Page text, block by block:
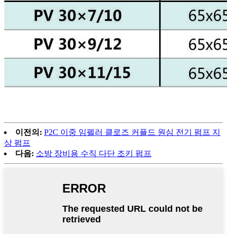
이전의: P2C 이중 임펠러 클로즈 커플드 원심 전기 펌프 지
상 펌프
다음: 소방 장비용 수직 다단 조키 펌프